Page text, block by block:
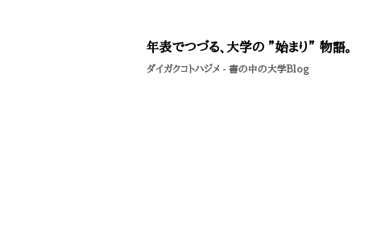
年表でつづる、大学の ”始まり” 物語。
ダイガクコトハジメ - 書の中の大学Blog